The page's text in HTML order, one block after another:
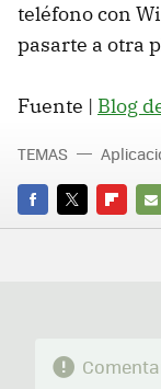
teléfono con
pasarte a otra
Fuente | Blog
FACEBOOK
TWITTER
E-
TEMAS